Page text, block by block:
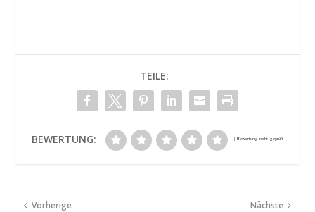
TEILE:
BEWERTUNG:
Vorherige Nächste